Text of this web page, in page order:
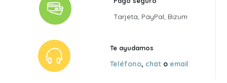
Tarjeta, PayPal, Bizum
Te ayudamos
Teléfono, chat o email